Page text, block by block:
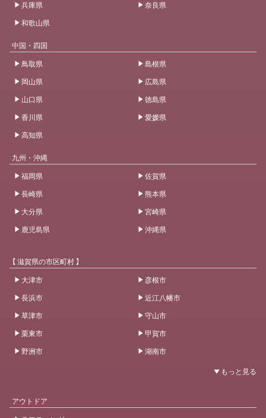
兵庫県
奈良県
和歌山県
中国・四国
鳥取県
島根県
岡山県
広島県
山口県
徳島県
香川県
愛媛県
高知県
九州・沖縄
福岡県
佐賀県
長崎県
熊本県
大分県
宮崎県
鹿児島県
沖縄県
【 滋賀県の市区町村 】
大津市
彦根市
長浜市
近江八幡市
草津市
守山市
栗東市
甲賀市
野洲市
湖南市
アウトドア